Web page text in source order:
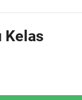
Kelas